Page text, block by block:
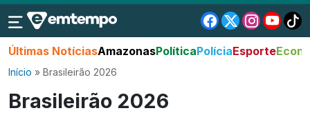
Últimas NotíciasAmazonasPolíticaPolíciaEsporte
Início » Brasileirão 2026
Brasileirão 2026